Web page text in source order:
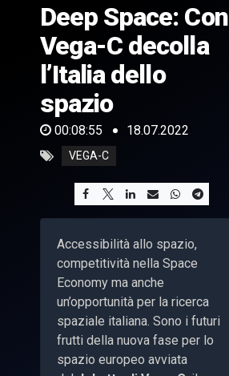
55
seconds
Deep Space: Con
Vega-C decolla
l’Italia dello
spazio
00:08:55 18.07.2022
VEGA-C
Accessibilità allo spazio,
competitività nella Space
Economy ma anche
un’opportunità per la ricerca
spaziale italiana. Sono i futuri
frutti della nuova fase per lo
spazio europeo avviata